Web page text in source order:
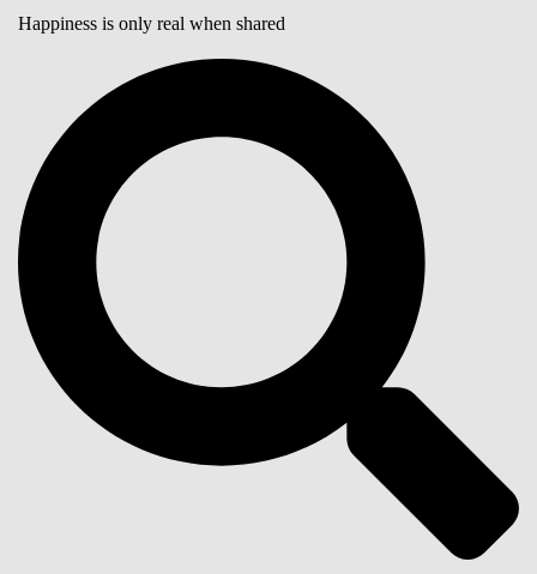
Happiness is only real when shared